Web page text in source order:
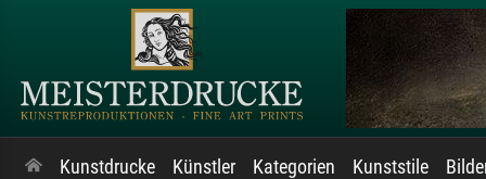
Kunstdrucke Künstler Kategorien Kunststile